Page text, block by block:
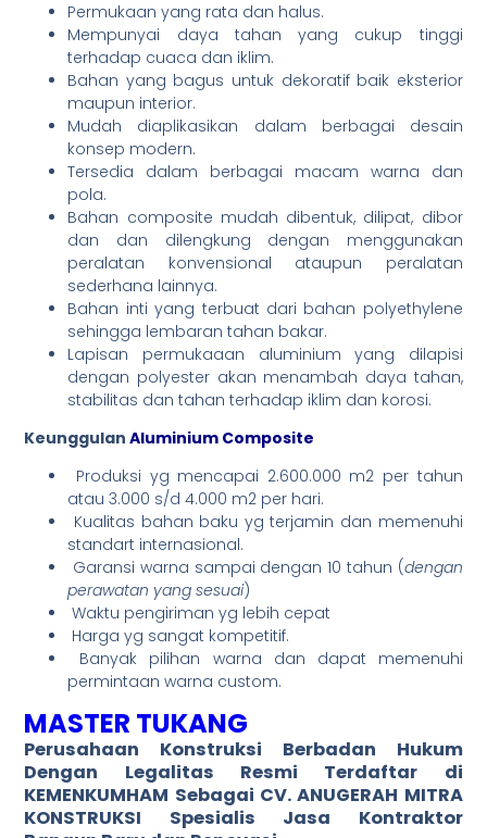
Permukaan yang rata dan halus.
Mempunyai daya tahan yang cukup tinggi
terhadap cuaca dan iklim.
Bahan yang bagus untuk dekoratif baik eksterior
maupun interior.
Mudah diaplikasikan dalam berbagai desain
konsep modern.
Tersedia dalam berbagai macam warna dan
pola.
Bahan composite mudah dibentuk, dilipat, dibor
dan dan dilengkung dengan menggunakan
peralatan konvensional ataupun peralatan
sederhana lainnya.
Bahan inti yang terbuat dari bahan polyethylene
sehingga lembaran tahan bakar.
Lapisan permukaaan aluminium yang dilapisi
dengan polyester akan menambah daya tahan,
stabilitas dan tahan terhadap iklim dan korosi.
KeunggulanAluminium Composite
Produksi yg mencapai 2.600.000 m2 per tahun
atau 3.000 s/d 4.000 m2 per hari.
Kualitas bahan baku yg terjamin dan memenuhi
standart internasional.
Garansi warna sampai dengan 10 tahun (dengan
perawatan yang sesuai)
Waktu pengiriman yg lebih cepat
Harga yg sangat kompetitif.
Banyak pilihan warna dan dapat memenuhi
permintaan warna custom.
MASTER TUKANG
Perusahaan Konstruksi Berbadan Hukum
Dengan Legalitas Resmi Terdaftar di
KEMENKUMHAM Sebagai CV. ANUGERAH MITRA
KONSTRUKSI Spesialis Jasa Kontraktor